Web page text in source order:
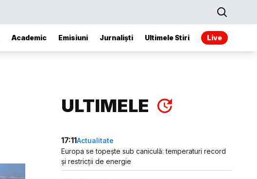
Academic Emisiuni Jurnaliști Ultimele Stiri Live
ULTIMELE
17:11Actualitate
Europa se topește sub caniculă: temperaturi record
și restricții de energie